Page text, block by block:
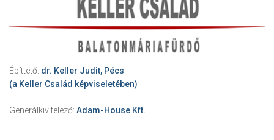
Építtető: dr. Keller Judit, Pécs
(a Keller Család képviseletében)
Generálkivitelező: Adam-House Kft.